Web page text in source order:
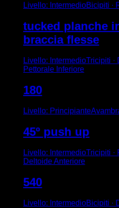
Livello: IntermedioBicipiti ·
tucked planche
braccia flesse
Livello: IntermedioTricipiti ·
Pettorale Inferiore
180
Livello: Principiante
45º push up
Livello: IntermedioTricipiti ·
Deltoide Anteriore
540
Livello: IntermedioBicipiti ·